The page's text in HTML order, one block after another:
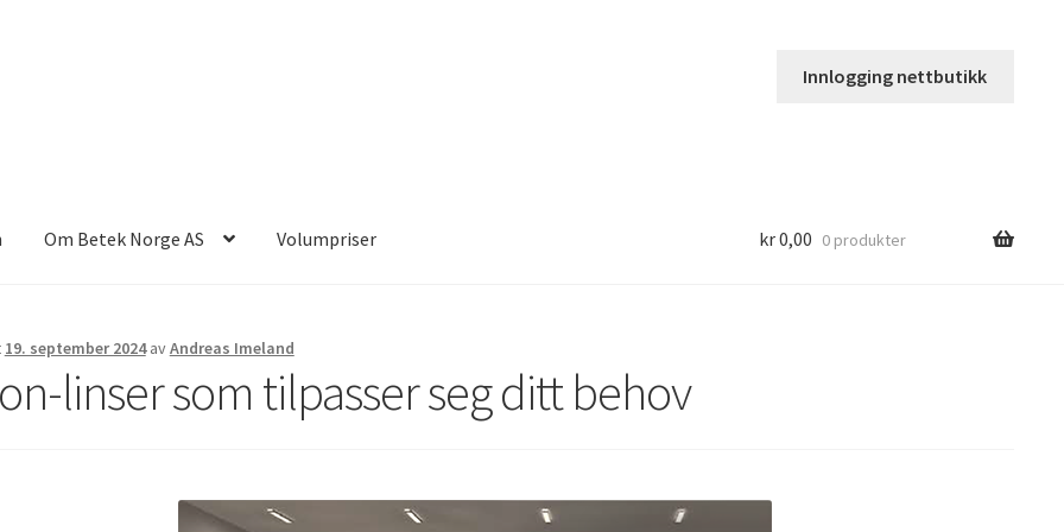
Innlogging nettbutikk
Om Betek Norge AS Volumpriser kr0,00 0 produkter
19. september 2024 avAndreas Imeland
linser som tilpasser seg ditt behov